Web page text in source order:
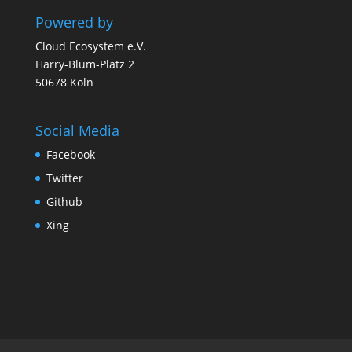
Powered by
Cloud Ecosystem e.V.
Harry-Blum-Platz 2
50678 Köln
Social Media
Facebook
Twitter
Github
Xing